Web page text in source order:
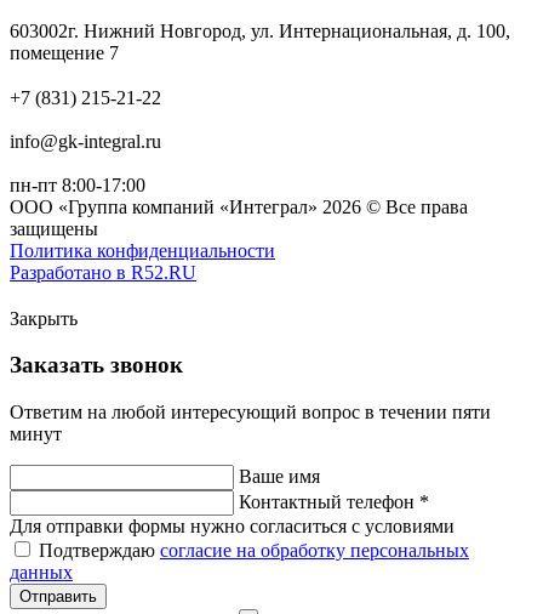
603002г. Нижний Новгород, ул. Интернациональная, д. 100,
помещение 7
+7 (831) 215-21-22
info@gk-integral.ru
пн-пт 8:00-17:00
ООО «Группа компаний «Интеграл» 2026 © Все права
защищены
Политика конфиденциальности
Разработано в R52.RU
Закрыть
Заказать звонок
Ответим на любой интересующий вопрос в течении пяти
минут
Ваше имя
Контактный телефон *
Для отправки формы нужно согласиться с условиями
Подтверждаю согласие на обработку персональных
данных